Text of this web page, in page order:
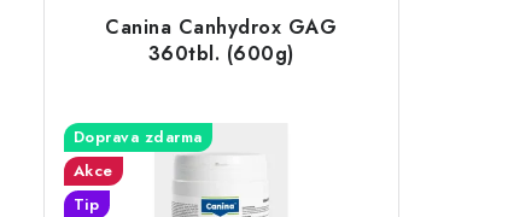
Canina Canhydrox GAG
360tbl. (600g)
Doprava zdarma
Akce
Tip